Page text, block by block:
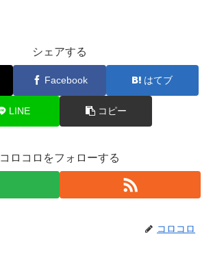
シェアする
Facebook はてブ
LINE コピー
コロコロをフォローする
コロコロ